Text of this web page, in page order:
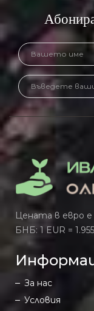
Цената в евро е
БНБ: 1 EUR =
За нас
Условия